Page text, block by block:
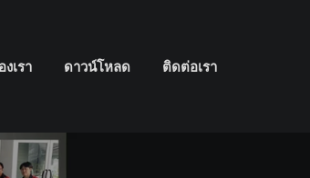
เรา ดาวน์โหลด ติดต่อเรา